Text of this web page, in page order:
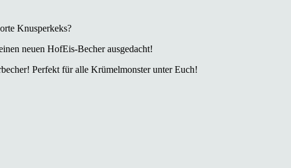
Knusperkeks?
neuen HofEis-Becher ausgedacht!
Perfekt für alle Krümelmonster unter Euch!